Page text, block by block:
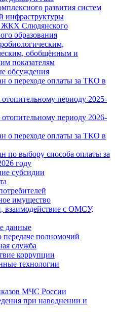
развития систем
инфраструктуры
ЖКХ Слюдянского
образования
обобщённым и
показателям
обсуждения
о переходе оплаты за ТКО в
периоду 2025-
периоду 2026-
о переходе оплаты за ТКО в
по выбору способа оплаты за
году
субсидии
имущество
взаимодействие с ОМСУ,
данные
передаче полномочий
служба
коррупции
технологии
МЧС России
при наводнении и